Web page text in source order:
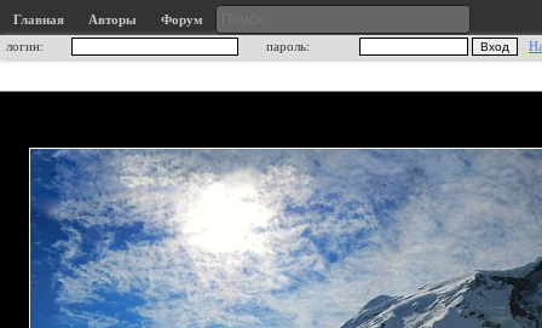
Главная Авторы
Форум
логин:
пароль: